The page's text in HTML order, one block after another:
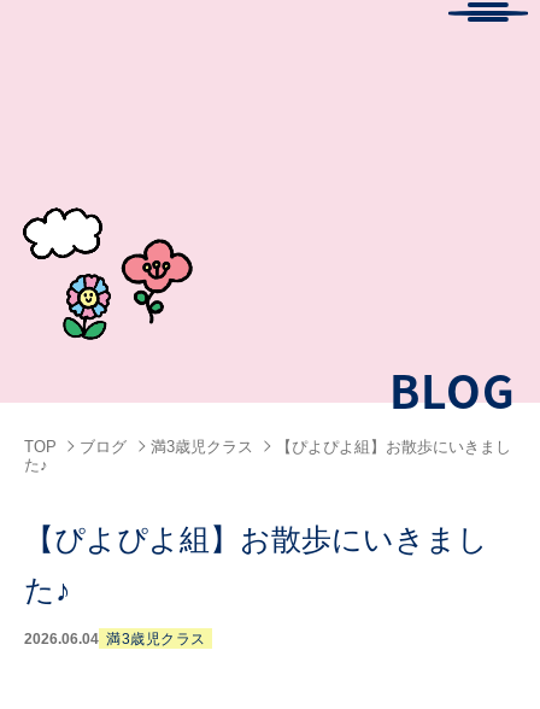
BLOG
TOP ブログ 満3歳児クラス
【ぴよぴよ組】お散歩にいきまし
た♪
【ぴよぴよ組】お散歩にいきまし
た♪
2026.06.04 満3歳児クラス